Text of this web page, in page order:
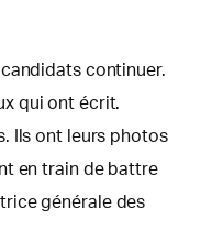
continuer.
qui ont écrit.
Ils ont leurs photos
en train de battre
générale des